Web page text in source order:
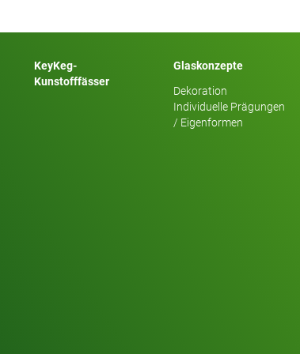
KeyKeg-
Kunstofffässer
Glaskonzepte
Dekoration
Individuelle Prägungen
/ Eigenformen